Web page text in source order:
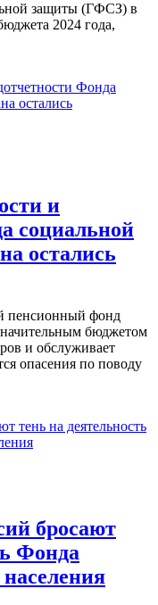
защиты (ГФСЗ) в
2024 года,
и
социальной
остались
пенсионный фонд
бюджетом
и обслуживает
опасения по поводу
бросают
Фонда